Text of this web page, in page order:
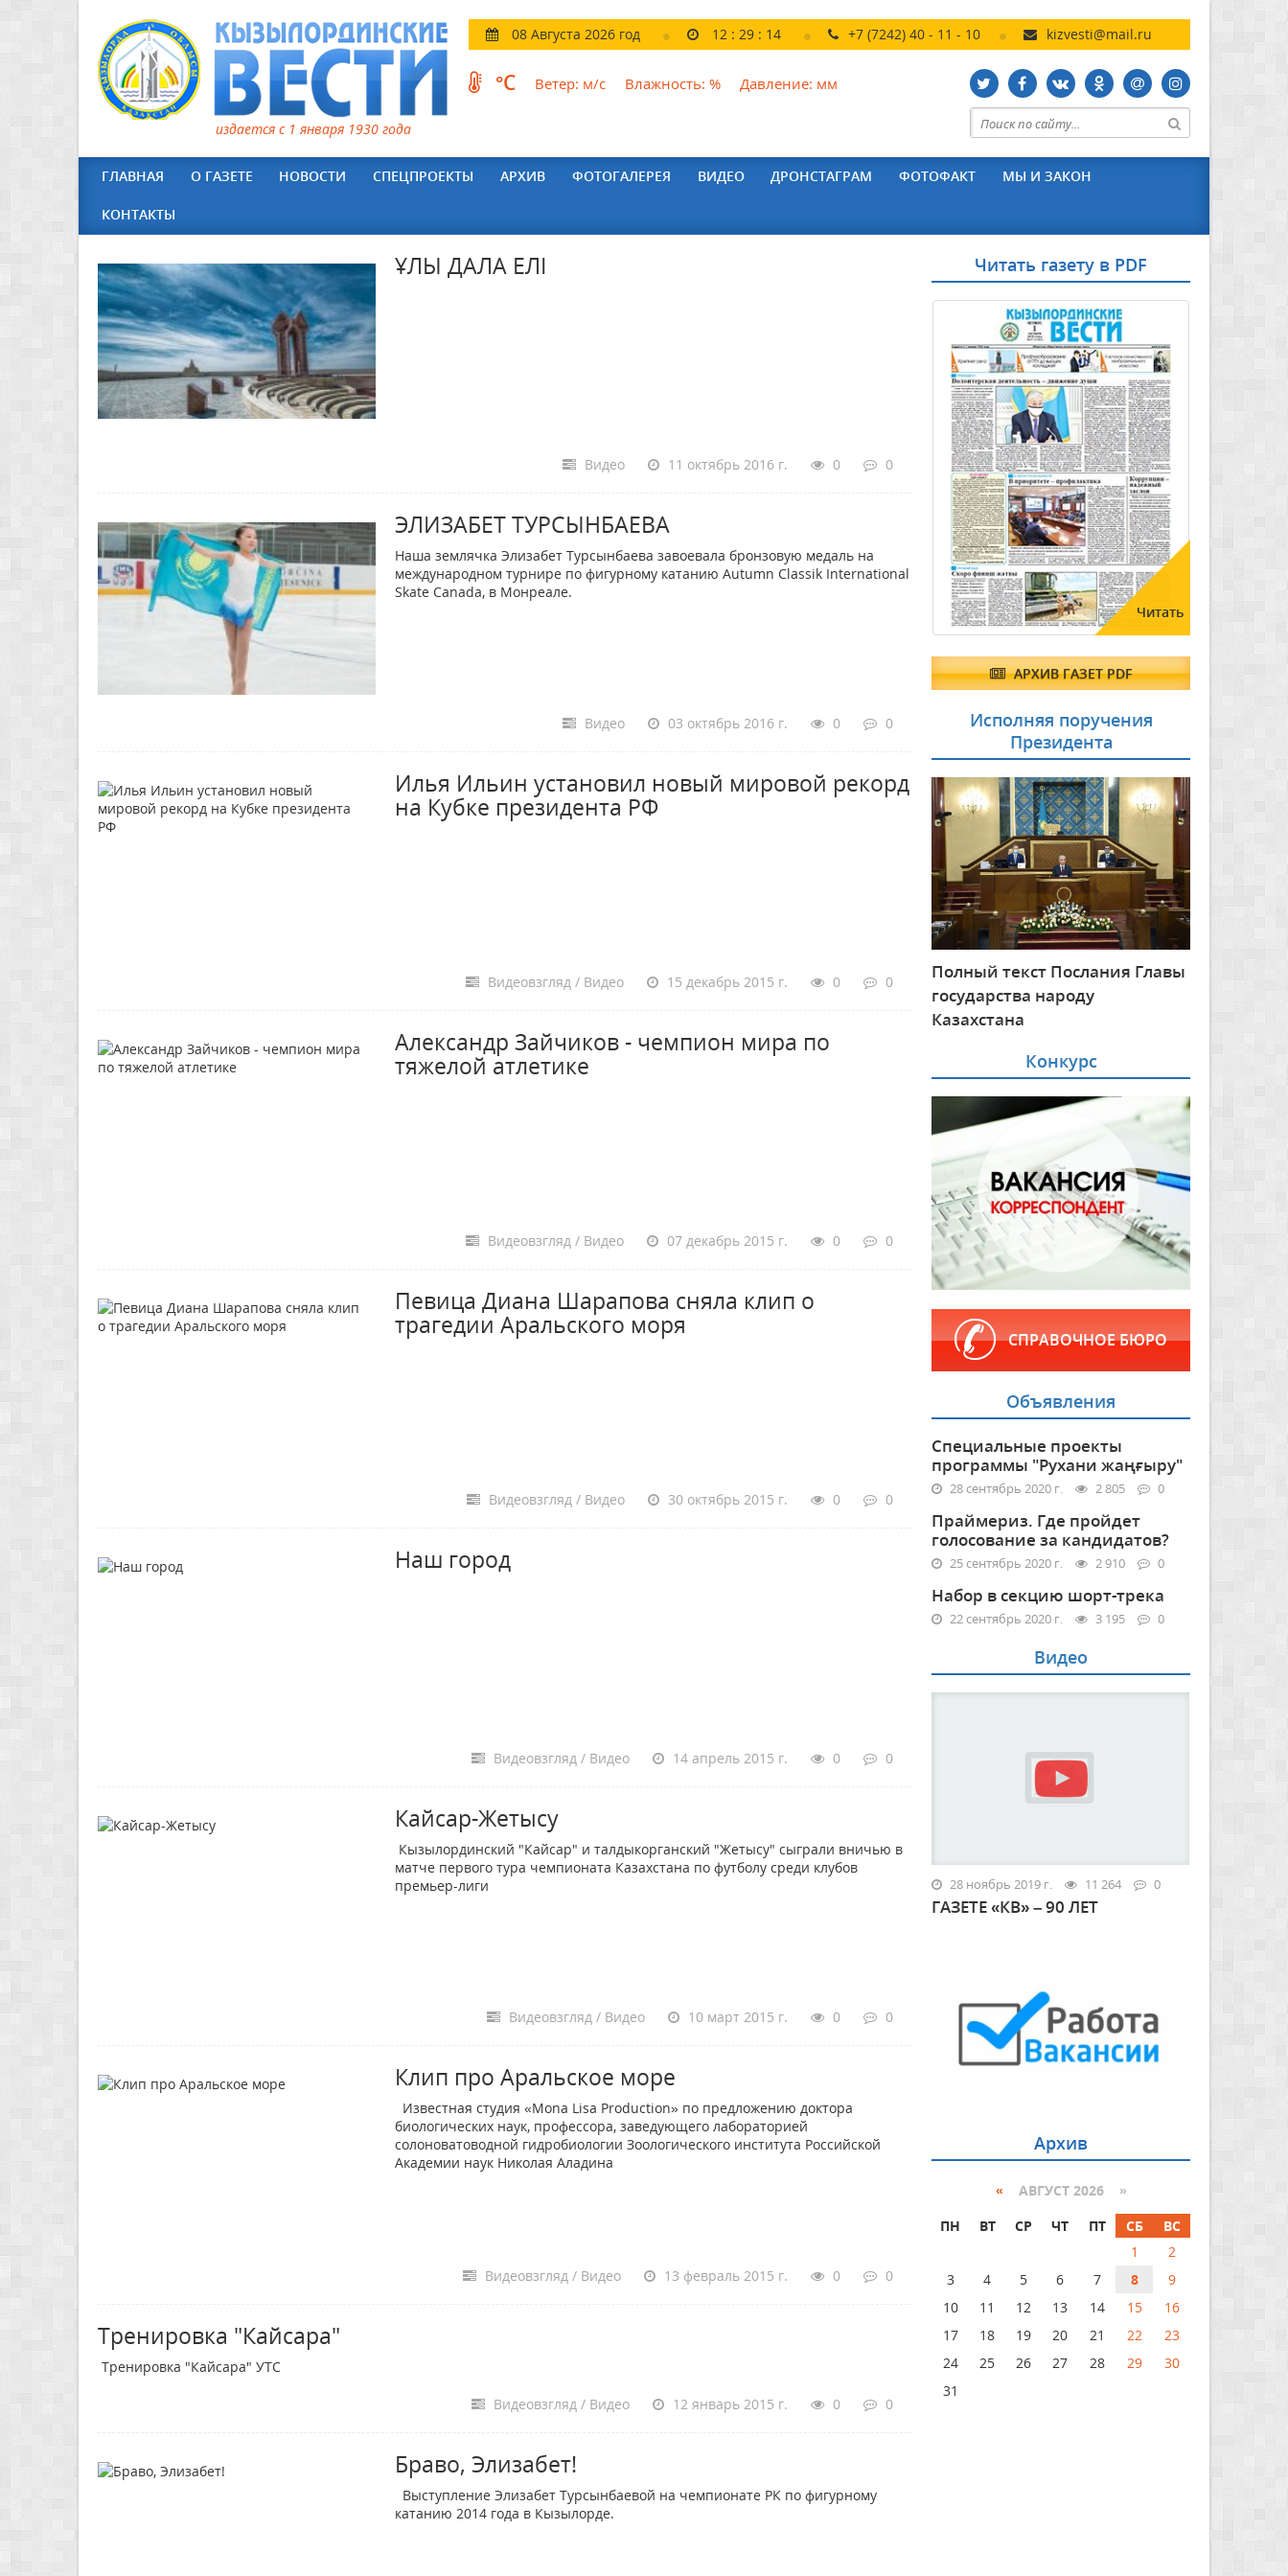
издается с 1 января 1930 года
08 Августа 2026 год 12 : 29 : 15 +7 (7242) 40 - 11 - 10 kizvesti@mail.ru
°C Ветер: м/с Влажность: % Давление: мм
ГЛАВНАЯ О ГАЗЕТЕ НОВОСТИ СПЕЦПРОЕКТЫ АРХИВ ФОТОГАЛЕРЕЯ ВИДЕО ДРОНСТАГРАМ ФОТОФАКТ МЫ И ЗАКОН
КОНТАКТЫ
ҰЛЫ ДАЛА ЕЛІ
Видео 11 октябрь 2016 г. 0 0
ЭЛИЗАБЕТ ТУРСЫНБАЕВА
Наша землячка Элизабет Турсынбаева завоевала бронзовую медаль на
международном турнире по фигурному катанию Autumn Classik International
Skate Canada, в Монреале.
Видео 03 октябрь 2016 г. 0 0
Илья Ильин установил новый мировой рекорд
на Кубке президента РФ
Видеовзгляд / Видео 15 декабрь 2015 г. 0 0
Александр Зайчиков - чемпион мира по
тяжелой атлетике
Видеовзгляд / Видео 07 декабрь 2015 г. 0 0
Певица Диана Шарапова сняла клип о
трагедии Аральского моря
Видеовзгляд / Видео 30 октябрь 2015 г. 0 0
Наш город
Видеовзгляд / Видео 14 апрель 2015 г. 0 0
Кайсар-Жетысу
Кызылординский "Кайсар" и талдыкорганский "Жетысу" сыграли вничью в
матче первого тура чемпионата Казахстана по футболу среди клубов
премьер-лиги
Видеовзгляд / Видео 10 март 2015 г. 0 0
Клип про Аральское море
Известная студия «Mona Lisa Production» по предложению доктора
биологических наук, профессора, заведующего лабораторией
солоноватоводной гидробиологии Зоологического института Российской
Академии наук Николая Аладина
Видеовзгляд / Видео 13 февраль 2015 г. 0 0
Тренировка "Кайсара"
Тренировка "Кайсара" УТС
Видеовзгляд / Видео 12 январь 2015 г. 0 0
Браво, Элизабет!
Выступление Элизабет Турсынбаевой на чемпионате РК по фигурному
катанию 2014 года в Кызылорде.
Читать газету в PDF
Читать
АРХИВ ГАЗЕТ PDF
Исполняя поручения
Президента
Полный текст Послания Главы
государства народу
Казахстана
Конкурс
СПРАВОЧНОЕ БЮРО
Объявления
Специальные проекты
программы "Рухани жаңғыру"
28 сентябрь 2020 г. 2 805 0
Праймериз. Где пройдет
голосование за кандидатов?
25 сентябрь 2020 г. 2 910 0
Набор в секцию шорт-трека
22 сентябрь 2020 г. 3 195 0
Видео
28 ноябрь 2019 г. 11 264 0
ГАЗЕТЕ «КВ» – 90 ЛЕТ
Архив
« АВГУСТ 2026 »
ПН
ВТ СР ЧТ ПТ СБ
ВС
1
2
3
4 5 6 7 8
9
10
11 12 13 14 15
16
17
18 19 20 21 22
23
24
25 26 27 28 29
30
31